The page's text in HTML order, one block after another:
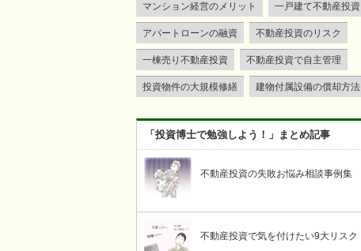
マンション経営のメリット 一戸建て不動産投資
アパートローンの融資 不動産投資のリスク
一棟売り不動産投資 不動産投資で自主管理
投資物件の大規模修繕 建物付属設備の償却方法
「投資博士で勉強しよう！」まとめ記事
不動産投資の失敗お悩み相談事例集
不動産投資で気を付けたい9大リスク